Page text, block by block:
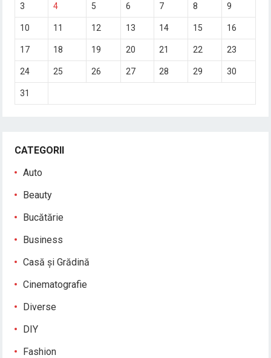
3 4 5 6 7 8 9
10 11 12 13 14 15 16
17 18 19 20 21 22 23
24 25 26 27 28 29 30
31
CATEGORII
Auto
Beauty
Bucătărie
Business
Casă și Grădină
Cinematografie
Diverse
DIY
Fashion